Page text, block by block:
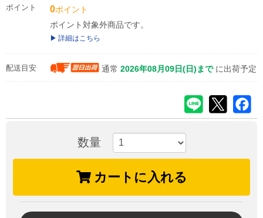
ポイント 0ポイント
ポイント対象外商品です。
詳細はこちら
配送目安 通常 2026年08月09日(日)まで に出荷予定
数量
カートに入れる